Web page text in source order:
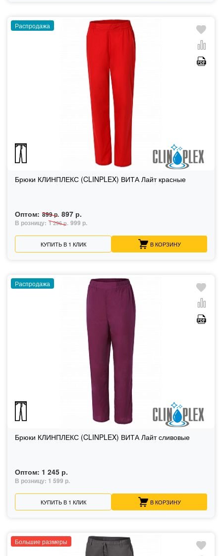
Распродажа
Брюки КЛИНПЛЕКС (CLINPLEX) ВИТА Лайт красные
Оптом: 899 р. 897 р.
В розницу: 1 296 р. 999 р.
КУПИТЬ В 1 КЛИК В КОРЗИНУ
Распродажа
Брюки КЛИНПЛЕКС (CLINPLEX) ВИТА Лайт сливовые
Оптом: 1 245 р.
В розницу: 1 599 р.
КУПИТЬ В 1 КЛИК В КОРЗИНУ
Большие размеры